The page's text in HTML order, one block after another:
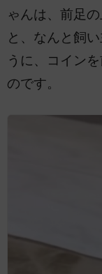
ゃんは、前足
と、なんと飼
うに、コイン
のです。